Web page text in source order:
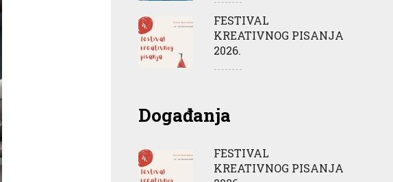
FESTIVAL
KREATIVNOG PISANJA
2026.
Događanja
FESTIVAL
KREATIVNOG PISANJA